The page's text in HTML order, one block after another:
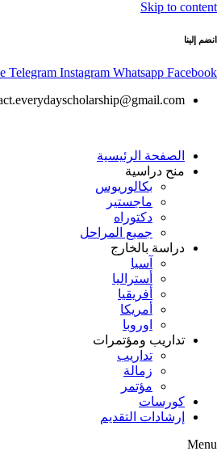
Skip to content
انضم إلينا
Telegram Instagram Whatsapp Facebook
الصفحة الرئيسية
منح دراسية
بكالوريوس
ماجستير
دكتوراه
جميع المراحل
دراسة بالخارج
آسيا
أستراليا
أفريقيا
أمريكا
اوروبا
تداريب ومؤتمرات
تداريب
زمالة
مؤتمر
كورسات
إرشادات التقديم
Menu